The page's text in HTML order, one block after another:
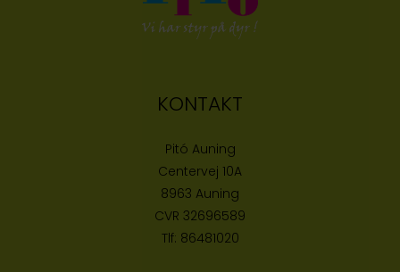
KONTAKT
Pitó Auning
Centervej 10A
8963 Auning
CVR 32696589
Tlf: 86481020